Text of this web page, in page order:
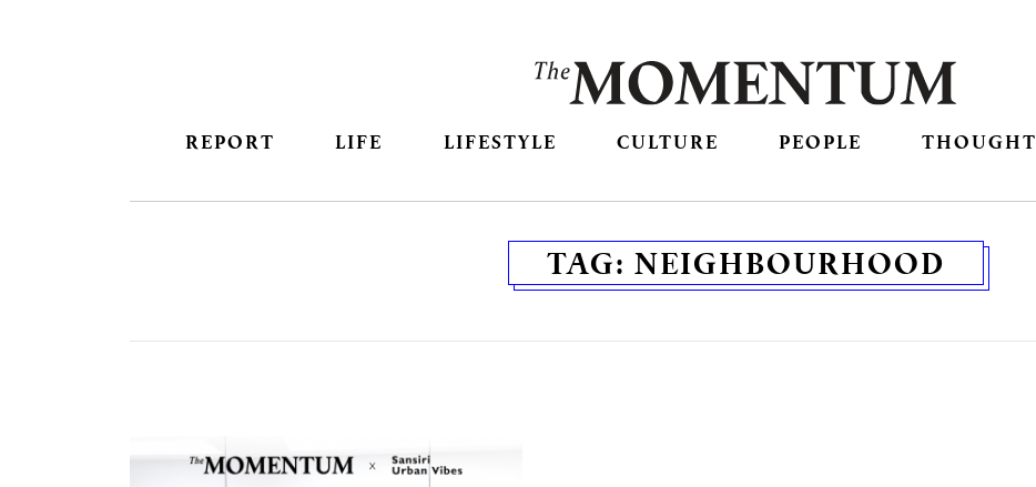
REPORT LIFE LIFESTYLE CULTURE PEOPLE THOUGHT
TAG: NEIGHBOURHOOD